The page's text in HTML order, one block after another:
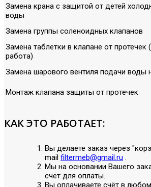
Замена крана с защитой от детей
воды
Замена группы соленоидных клапанов
Замена таблетки в клапане от протечек
работа)
Замена шарового вентиля подачи воды
Монтаж клапана защиты от протечек
КАК ЭТО РАБОТАЕТ:
Вы делаете заказ через
mail filtermeb@gmail.ru .
Мы на основании Вашего
счёт для оплаты.
Вы оплачиваете счёт в